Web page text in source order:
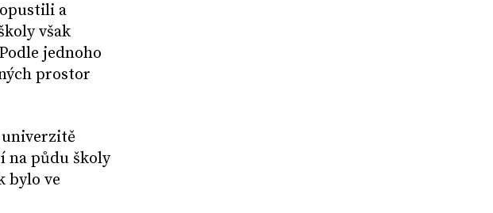
a
však
jednoho
prostor
univerzitě
na půdu školy
bylo ve